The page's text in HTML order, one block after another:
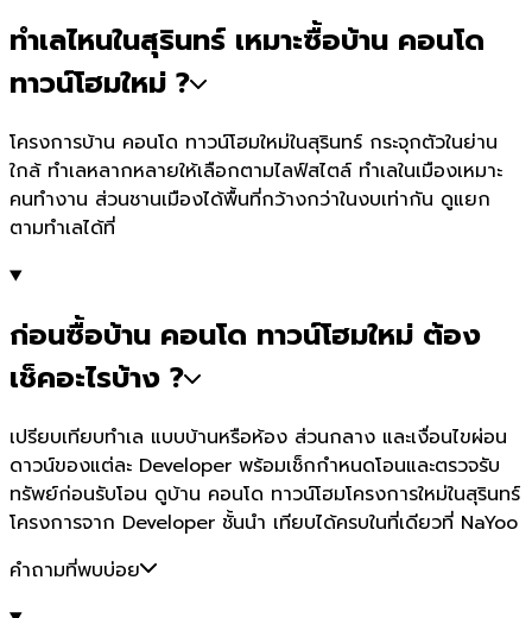
ทำเลไหนในสุรินทร์ เหมาะซื้อบ้าน คอนโด
ทาวน์โฮมใหม่ ?
โครงการบ้าน คอนโด ทาวน์โฮมใหม่ในสุรินทร์ กระจุกตัวในย่าน
ใกล้ ทำเลหลากหลายให้เลือกตามไลฟ์สไตล์ ทำเลในเมืองเหมาะ
คนทำงาน ส่วนชานเมืองได้พื้นที่กว้างกว่าในงบเท่ากัน ดูแยก
ตามทำเลได้ที่
ก่อนซื้อบ้าน คอนโด ทาวน์โฮมใหม่ ต้อง
เช็คอะไรบ้าง ?
เปรียบเทียบทำเล แบบบ้านหรือห้อง ส่วนกลาง และเงื่อนไขผ่อน
ดาวน์ของแต่ละ Developer พร้อมเช็กกำหนดโอนและตรวจรับ
ทรัพย์ก่อนรับโอน ดูบ้าน คอนโด ทาวน์โฮมโครงการใหม่ในสุรินทร์
โครงการจาก Developer ชั้นนำ เทียบได้ครบในที่เดียวที่ NaYoo
คำถามที่พบบ่อย